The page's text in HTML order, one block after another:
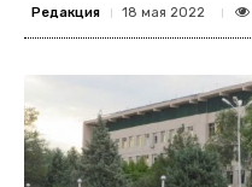
Редакция 18 мая 2022